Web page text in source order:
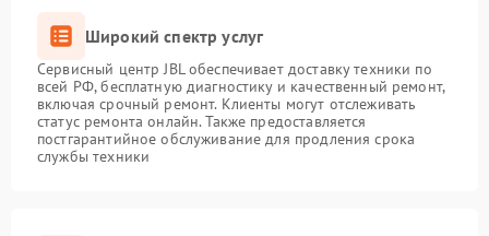
Широкий спектр услуг
Сервисный центр JBL обеспечивает доставку техники по
всей РФ, бесплатную диагностику и качественный ремонт,
включая срочный ремонт. Клиенты могут отслеживать
статус ремонта онлайн. Также предоставляется
постгарантийное обслуживание для продления срока
службы техники